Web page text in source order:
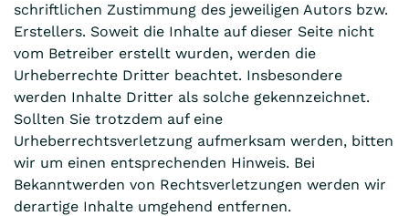
schriftlichen Zustimmung des jeweiligen Autors bzw.
Erstellers. Soweit die Inhalte auf dieser Seite nicht
vom Betreiber erstellt wurden, werden die
Urheberrechte Dritter beachtet. Insbesondere
werden Inhalte Dritter als solche gekennzeichnet.
Sollten Sie trotzdem auf eine
Urheberrechtsverletzung aufmerksam werden, bitten
wir um einen entsprechenden Hinweis. Bei
Bekanntwerden von Rechtsverletzungen werden wir
derartige Inhalte umgehend entfernen.